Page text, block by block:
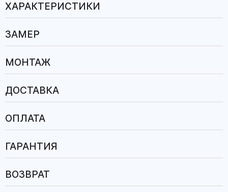
ХАРАКТЕРИСТИКИ
ЗАМЕР
МОНТАЖ
ДОСТАВКА
ОПЛАТА
ГАРАНТИЯ
ВОЗВРАТ